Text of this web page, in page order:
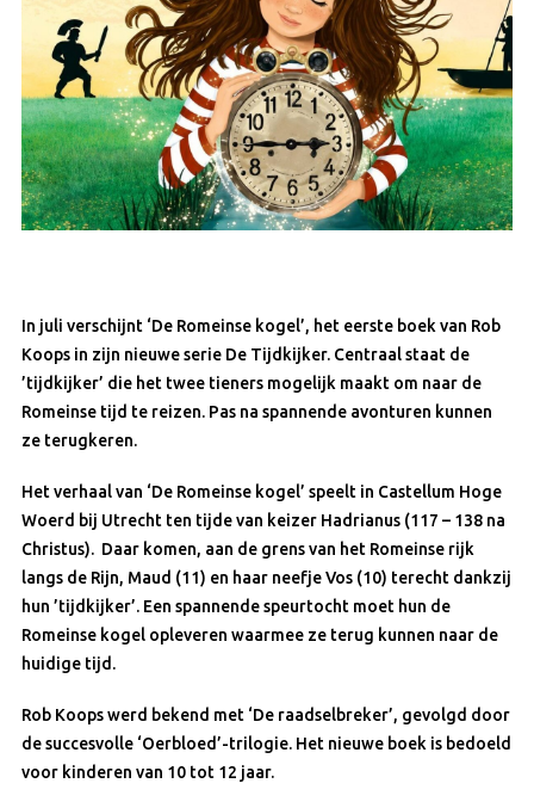
In juli verschijnt ‘De Romeinse kogel’, het eerste boek van Rob
Koops in zijn nieuwe serie De Tijdkijker. Centraal staat de
’tijdkijker’ die het twee tieners mogelijk maakt om naar de
Romeinse tijd te reizen. Pas na spannende avonturen kunnen
ze terugkeren.
Het verhaal van ‘De Romeinse kogel’ speelt in Castellum Hoge
Woerd bij Utrecht ten tijde van keizer Hadrianus (117 – 138 na
Christus). Daar komen, aan de grens van het Romeinse rijk
langs de Rijn, Maud (11) en haar neefje Vos (10) terecht dankzij
hun ’tijdkijker’. Een spannende speurtocht moet hun de
Romeinse kogel opleveren waarmee ze terug kunnen naar de
huidige tijd.
Rob Koops werd bekend met ‘De raadselbreker’, gevolgd door
de succesvolle ‘Oerbloed’-trilogie. Het nieuwe boek is bedoeld
voor kinderen van 10 tot 12 jaar.